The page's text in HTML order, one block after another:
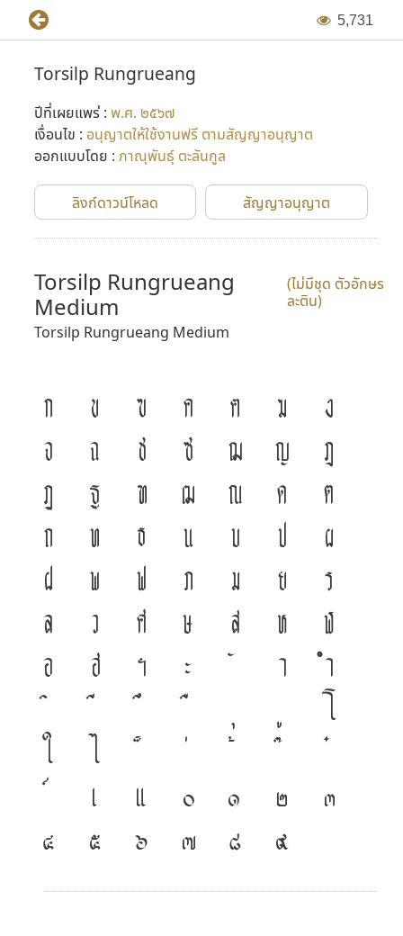
5,731
Torsilp Rungrueang
ปีที่เผยแพร่ : พ.ศ. ๒๕๖๗
เงื่อนไข : อนุญาตให้ใช้งานฟรี ตามสัญญาอนุญาต
ออกแบบโดย : ภาณุพันธุ์ ตะลันกูล
ลิงก์ดาวน์โหลด สัญญาอนุญาต
Torsilp Rungrueang
Medium
(ไม่มีชุด ตัวอักษร
ละติน)
Torsilp Rungrueang Medium
ก ข ฃ ค ฅ ฆ
ง
จ
ฉ ช ซ ฌ ญ
ฎ
ฏ
ฐ ฑ ฒ ณ ด
ต
ถ
ท ธ น บ ป
ผ
ฝ
พ ฟ ภ ม ย
ร
ล
ว ศ ษ ส ห
ฬ
อ
ฮ ฯ ะ า
ำ
โ
ใ
ไ
เ
แ ๐ ๑ ๒
๓
๔
๕ ๖ ๗ ๘ ๙